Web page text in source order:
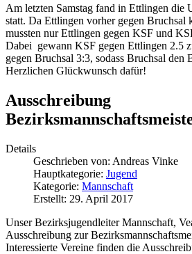
Am letzten Samstag fand in Ettlingen die
statt. Da Ettlingen vorher gegen Bruchsal
mussten nur Ettlingen gegen KSF und
Dabei gewann KSF gegen Ettlingen 2.5
gegen Bruchsal 3:3, sodass Bruchsal den
Herzlichen Glückwunsch dafür!
Ausschreibung
Details
Geschrieben von: Andreas Vinke
Hauptkategorie: Jugend
Kategorie: Mannschaft
Erstellt: 29. April 2017
Unser Bezirksjugendleiter Mannschaft,
Ausschreibung zur
Interessierte Vereine finden die